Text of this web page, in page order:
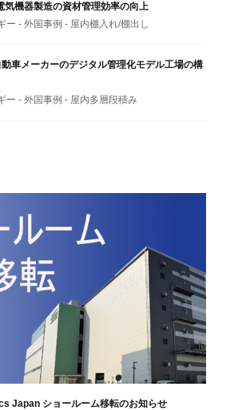
機器製造の資材管理効率の向上
ー - 外国事例 - 屋内棚入れ/棚出し
車メーカーのデジタル管理化モデル工場の構
ー - 外国事例 - 屋内多層段積み
Japan ショールーム移転のお知らせ